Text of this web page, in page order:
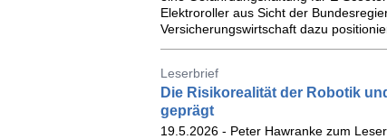
Elektroroller aus Sicht der
Versicherungswirtschaft dazu
Leserbrief
Die Risikorealität der Robotik
geprägt
19.5.2026 - Peter Hawranke zum